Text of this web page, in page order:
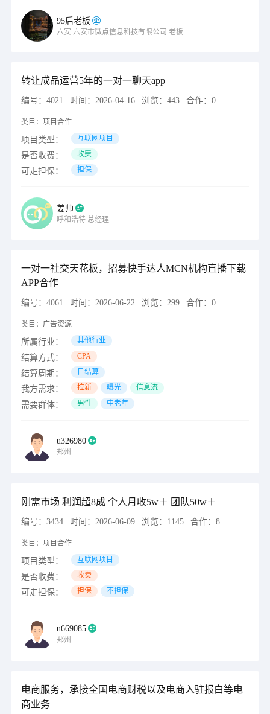
95后老板
六安 六安市微点信息科技有限公司 老板
转让成品运营5年的一对一聊天app
编号： 4021 时间： 2026-04-16 浏览： 443 合作： 0
类目： 项目合作
项目类型： 互联网项目
是否收费： 收费
可走担保： 担保
姜帅
呼和浩特 总经理
一对一社交天花板，招募快手达人MCN机构直播下载
APP合作
编号： 4061 时间： 2026-06-22 浏览： 299 合作： 0
类目： 广告资源
所属行业： 其他行业
结算方式： CPA
结算周期： 日结算
我方需求： 拉新 曝光 信息流
需要群体： 男性 中老年
u326980
郑州
刚需市场 利润超8成 个人月收5w＋ 团队50w＋
编号： 3434 时间： 2026-06-09 浏览： 1145 合作： 8
类目： 项目合作
项目类型： 互联网项目
是否收费： 收费
可走担保： 担保 不担保
u669085
郑州
电商服务，承接全国电商财税以及电商入驻报白等电
商业务